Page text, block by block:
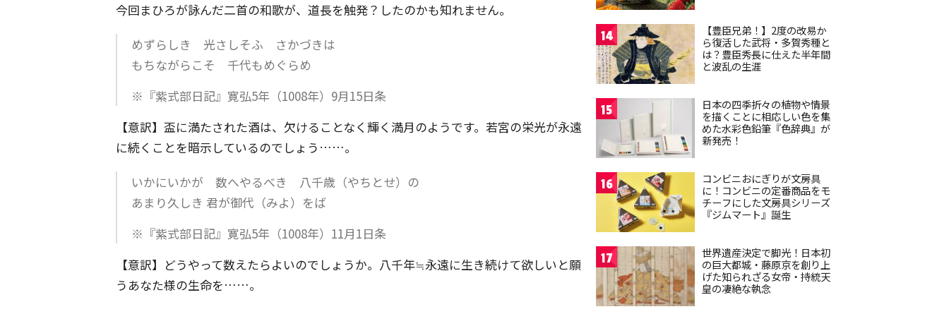
今回まひろが詠んだ二首の和歌が、道長を触発？したのかも知れません。
めずらしき 光さしそふ さかづきは
もちながらこそ 千代もめぐらめ
※『紫式部日記』寛弘5年（1008年）9月15日条
【意訳】盃に満たされた酒は、欠けることなく輝く満月のようです。若宮の栄光が永遠
に続くことを暗示しているのでしょう……。
いかにいかが 数へやるべき 八千歳（やちとせ）の
あまり久しき 君が御代（みよ）をば
※『紫式部日記』寛弘5年（1008年）11月1日条
【意訳】どうやって数えたらよいのでしょうか。八千年≒永遠に生き続けて欲しいと願
うあなた様の生命を……。
14
【豊臣兄弟！】2度の改易か
ら復活した武将・多賀秀種と
は？豊臣秀長に仕えた半年間
と波乱の生涯
15
日本の四季折々の植物や情景
を描くことに相応しい色を集
めた水彩色鉛筆『色辞典』が
新発売！
16
コンビニおにぎりが文房具
に！コンビニの定番商品をモ
チーフにした文房具シリーズ
『ジムマート』誕生
17
世界遺産決定で脚光！日本初
の巨大都城・藤原京を創り上
げた知られざる女帝・持統天
皇の凄絶な執念